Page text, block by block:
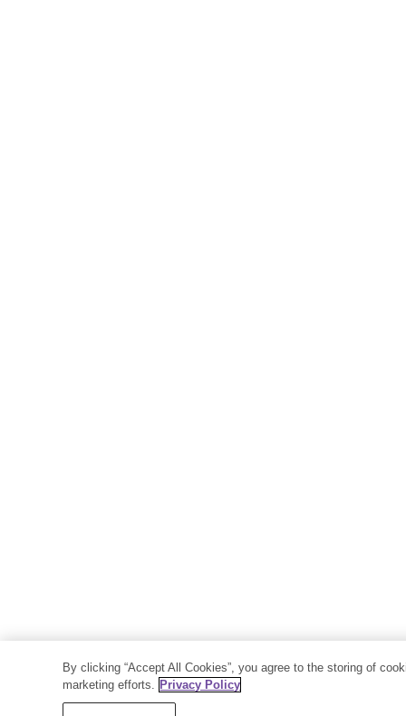
By clicking “Accept All Cookies”, you agree to the storing of
marketing efforts. Privacy Policy